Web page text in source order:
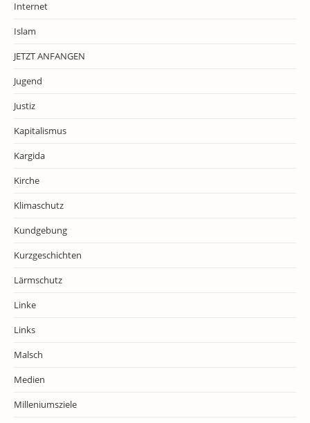
Internet
Islam
JETZT ANFANGEN
Jugend
Justiz
Kapitalismus
Kargida
Kirche
Klimaschutz
Kundgebung
Kurzgeschichten
Lärmschutz
Linke
Links
Malsch
Medien
Milleniumsziele